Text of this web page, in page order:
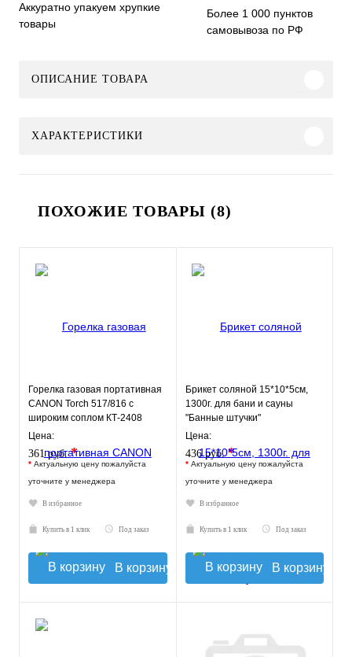
Аккуратно упакуем хрупкие
товары
Более 1 000 пунктов
самовывоза по РФ
ОПИСАНИЕ ТОВАРА
ХАРАКТЕРИСТИКИ
ПОХОЖИЕ ТОВАРЫ (8)
Горелка газовая портативная
САNON Torch 517/816 c
широким соплом КТ-2408
Цена:
361 руб.*
* Актуальную цену пожалуйста
уточните у менеджера
В избранное
Купить в 1 клик Под заказ
В корзину
Брикет соляной 15*10*5см,
1300г. для бани и сауны
"Банные штучки"
Цена:
436 руб.*
* Актуальную цену пожалуйста
уточните у менеджера
В избранное
Купить в 1 клик Под заказ
В корзину